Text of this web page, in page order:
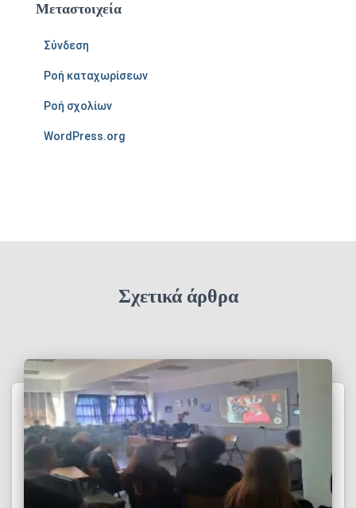
Μεταστοιχεία
Σύνδεση
Ροή καταχωρίσεων
Ροή σχολίων
WordPress.org
Σχετικά άρθρα